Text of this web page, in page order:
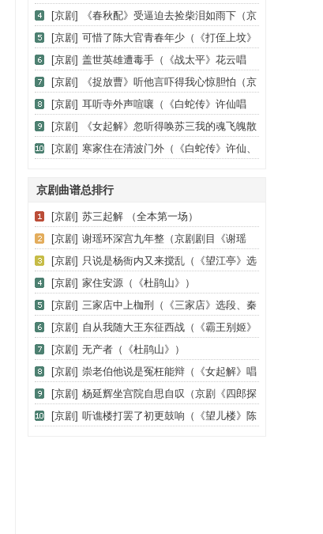
堂》乐徐氏唱段、琴谱）
[京剧]
《春秋配》受逼迫去捡柴泪如雨下（京
剧《春秋配》选段、琴谱）
[京剧] 可惜了陈大官青春年少（《打侄上坟》
陈伯愚、安人唱段）
[京剧] 盖世英雄遭毒手（《战太平》花云唱
段）
[京剧]
《捉放曹》听他言吓得我心惊胆怕（京
剧《捉放曹》选段、琴谱）
[京剧] 耳听寺外声喧嚷（《白蛇传》许仙唱
段）
[京剧]
《女起解》忽听得唤苏三我的魂飞魄散
（京剧《女起解》选段、琴谱）
[京剧] 寒家住在清波门外（《白蛇传》许仙、
京剧曲谱总排行
[京剧] 苏三起解 （全本第一场）
[京剧] 谢瑶环深宫九年整（京剧剧目《谢瑶
环》杜近芳演唱）
[京剧] 只说是杨衙内又来搅乱（《望江亭》选
段、谭记儿唱段）
[京剧] 家住安源（《杜鹃山》）
[京剧] 三家店中上枷刑（《三家店》选段、秦
琼唱段）
[京剧] 自从我随大王东征西战（《霸王别姬》
选段、琴谱）
[京剧] 无产者（《杜鹃山》）
[京剧] 崇老伯他说是冤枉能辩（《女起解》唱
段、琴谱）（恒流星制谱版）
[京剧] 杨延辉坐宫院自思自叹（京剧《四郎探
母·坐宫》杨延辉唱）
[京剧] 听谯楼打罢了初更鼓响（《望儿楼》陈